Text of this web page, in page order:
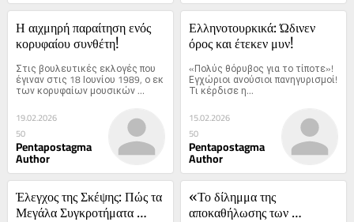
Η αιχμηρή παραίτηση ενός
κορυφαίου συνθέτη!
Στις βουλευτικές εκλογές που
έγιναν στις 18 Ιουνίου 1989, ο εκ
των κορυφαίων μουσικών
συνθετών και μαέστρων
Σταύρος Ξαρχάκος εξελέγη
βουλευτής
19.02.2026
50
Pentapostagma
Author
Ελληνοτουρκικά: Ώδινεν
όρος και έτεκεν μυν!
«Πολύς θόρυβος για το τίποτε»!
Εγχώριοι ανούσιοι πανηγυρισμοί!
Τι κέρδισε η...
15.02.2026
50
Pentapostagma
Author
Έλεγχος της Σκέψης: Πώς τα
Μεγάλα Συγκροτήματα
«Το δίλημμα της
αποκαθήλωσης των